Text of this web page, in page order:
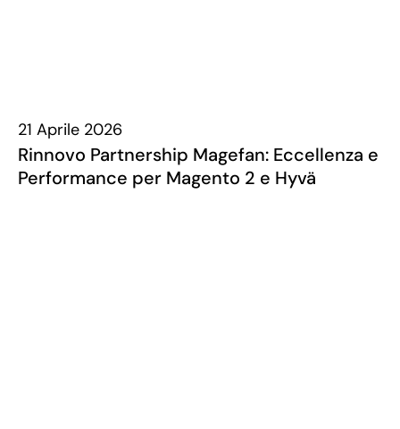
21 Aprile 2026
Rinnovo Partnership Magefan: Eccellenza e
Performance per Magento 2 e Hyvä